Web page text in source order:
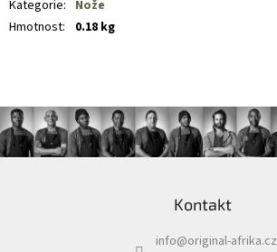
Kategorie: Nože
Hmotnost: 0.18 kg
Kontakt
info@original-afrika.cz